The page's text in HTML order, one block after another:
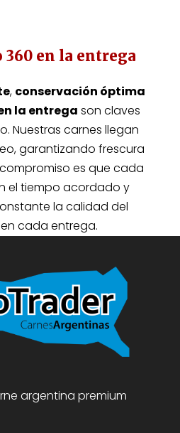
360 en la entrega
, conservación óptima
la entrega son claves
Nuestras carnes llegan
garantizando frescura
es que cada
el tiempo acordado y
la calidad del
cada entrega.
argentina premium